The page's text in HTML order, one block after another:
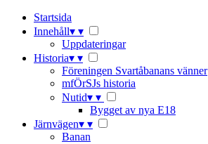
Startsida
Innehåll▾ ▾
Uppdateringar
Historia▾ ▾
Föreningen Svartåbanans vänner
mfÖrSJs historia
Nutid▾ ▾
Bygget av nya E18
Järnvägen▾ ▾
Banan